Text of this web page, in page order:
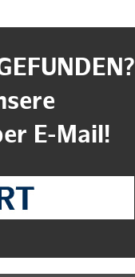
E-Mail!